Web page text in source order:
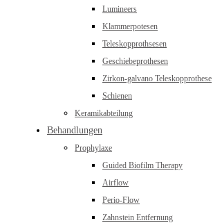
Lumineers
Klammerpotesen
Teleskopprothsesen
Geschiebeprothesen
Zirkon-galvano Teleskopprothese
Schienen
Keramikabteilung
Behandlungen
Prophylaxe
Guided Biofilm Therapy
Airflow
Perio-Flow
Zahnstein Entfernung